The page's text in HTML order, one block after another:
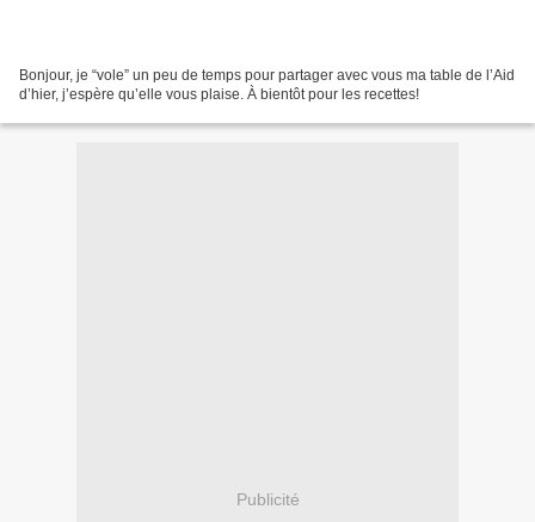
Bonjour, je “vole” un peu de temps pour partager avec vous ma table de l’Aid
d’hier, j’espère qu’elle vous plaise. À bientôt pour les recettes!
Publicité